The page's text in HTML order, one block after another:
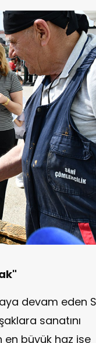
devam eden
sanatını
en büyük haz ise